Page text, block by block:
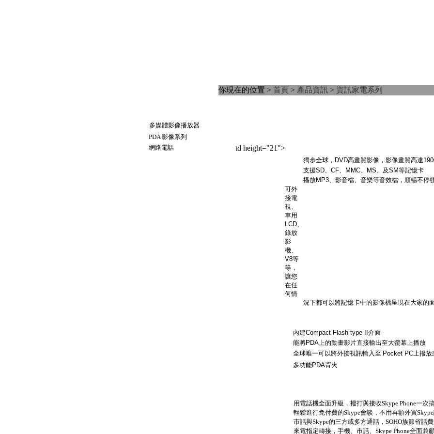
多媒體影像播放器
PDA 影像系列
網路電話
你現在的位置 > 首頁 > 產品資訊 > 資訊家電系列
td height="21">
獨步全球， DVD高畫質影像，影像畫質高達
支援SD、 CF、 MMC、 MS、及SM等記憶卡
播放MP3、影音檔、音樂等音效檔，順暢不停
可外
接電
視、
車用
LCD、
錄放
影
機、
V8等
等，
讓您
在任
何情
況下都可以將記憶卡中的影像檔呈現在大家的
內建Compact Flash type II 介面
能將PDA上的動畫影片直接輸出至大螢幕上播放
全球唯一可以將外接視訊輸入至 Pocket PC上撥放
多功能PDA背夾
用電話機全面升級，撥打與接收Skype Phone一次
輕鬆進行免付費的Skype會談，不用再額外買
市話與Skype的三方或多方通話，SOHO族節省話
來電指定轉接，手機、市話、Skype Phone全面兼